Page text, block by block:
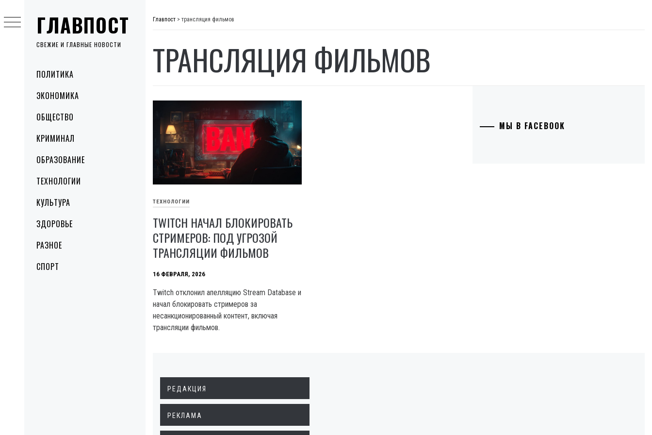
ГЛАВПОСТ
СВЕЖИЕ И ГЛАВНЫЕ НОВОСТИ
MenuПОЛИТИКА
ЭКОНОМИКА
ОБЩЕСТВО
КРИМИНАЛ
ОБРАЗОВАНИЕ
ТЕХНОЛОГИИ
КУЛЬТУРА
ЗДОРОВЬЕ
РАЗНОЕ
СПОРТ
to
content
Главпост > трансляция фильмов
ТРАНСЛЯЦИЯ ФИЛЬМОВ
ТЕХНОЛОГИИ
TWITCH НАЧАЛ БЛОКИРОВАТЬ
СТРИМЕРОВ: ПОД УГРОЗОЙ
ТРАНСЛЯЦИИ ФИЛЬМОВ
16 ФЕВРАЛЯ, 2026
Twitch отклонил апелляцию Stream Database и
начал блокировать стримеров за
несанкционированный контент, включая
трансляции фильмов.
МЫ В FACEBOOK
РЕДАКЦИЯ
РЕКЛАМА